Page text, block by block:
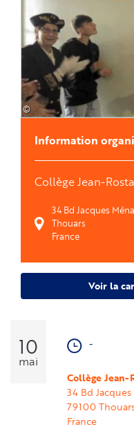
©
Information
Collège Jean-
34 Bd Jacques
Thouars
France
Voir la
10
mai
-
Collège Jean-
34 Bd
79100
France